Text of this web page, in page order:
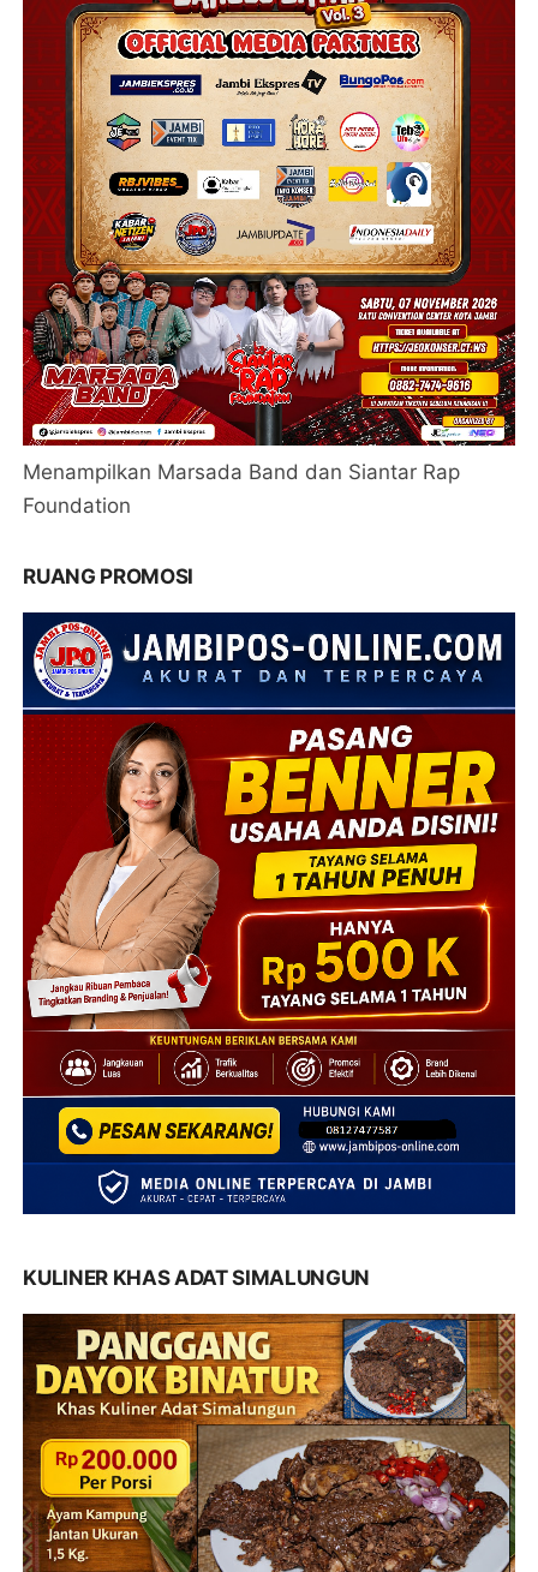
Menampilkan Marsada Band dan Siantar Rap
Foundation
RUANG PROMOSI
KULINER KHAS ADAT SIMALUNGUN